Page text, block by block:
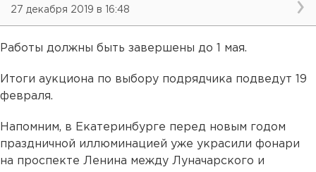
27 декабря 2019 в 16:48
Работы должны быть завершены до 1 мая.
Итоги аукциона по выбору подрядчика подведут 19
февраля.
Напомним, в Екатеринбурге перед новым годом
праздничной иллюминацией уже украсили фонари
на проспекте Ленина между Луначарского и